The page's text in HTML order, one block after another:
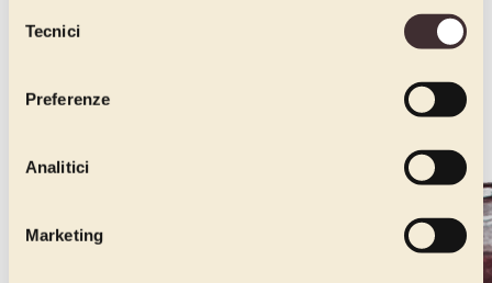
delTecnici
Preferenze
Analitici
Marketing